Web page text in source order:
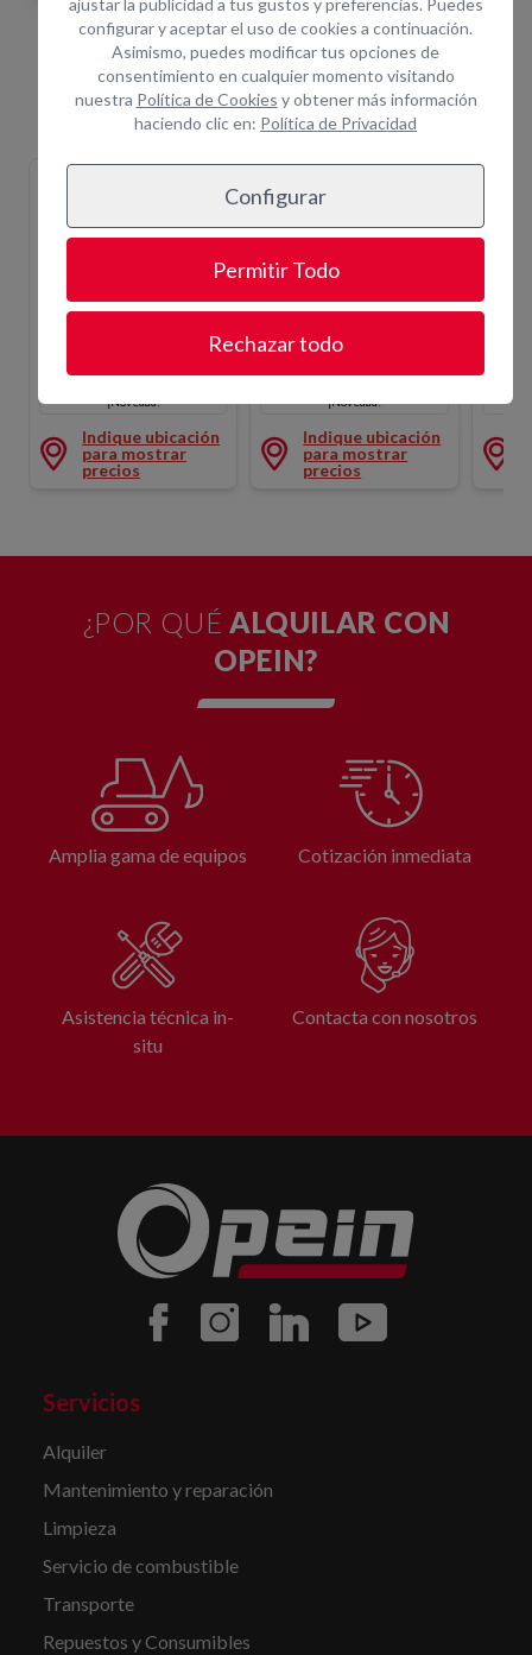
Equipos Relacionados
¡Novedad!
Indique ubicación
para mostrar
precios
2,1kWh
SBATERIA004.0
¡Novedad!
Indique ubicación
para mostrar
precios
¿POR QUÉALQUILAR CON
OPEIN?
Amplia gama de equipos Cotización inmediata
Asistencia técnica in-
situ
Contacta con nosotros
Servicios
Alquiler
Mantenimiento y reparación
Limpieza
Servicio de combustible
Transporte
Repuestos y Consumibles
ajustar la publicidad a tus gustos y preferencias. Puedes
configurar y aceptar el uso de cookies a continuación.
Asimismo, puedes modificar tus opciones de
consentimiento en cualquier momento visitando
nuestra Política de Cookies y obtener más información
haciendo clic en: Política de Privacidad
Configurar
Permitir Todo
Rechazar todo